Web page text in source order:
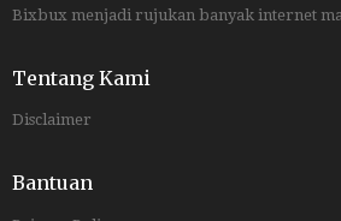
Bixbux menjadi rujukan banyak internet
Tentang Kami
Disclaimer
Bantuan